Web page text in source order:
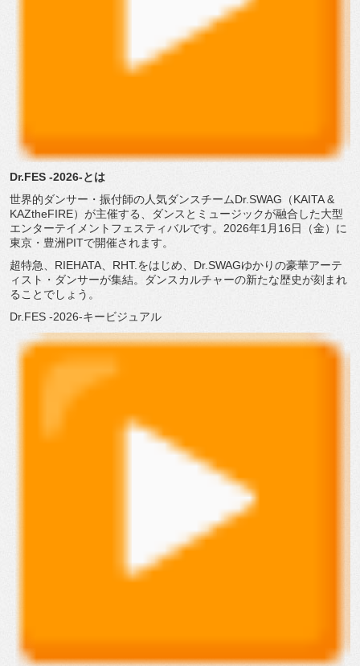
Dr.FES -2026-とは
世界的ダンサー・振付師の人気ダンスチームDr.SWAG（KAITA &
KAZtheFIRE）が主催する、
ダンスとミュージックが融合した大型
エンターテイメントフェステ ィバルです。2026年1月16日（金）に
東京・ 豊洲PITで開催されます。
超特急、RIEHATA、RHT.をはじめ、Dr.SWAGゆかりの豪華アーテ
ィスト・ダンサーが集結。
ダンスカルチャーの新たな歴史が刻まれ
ることでしょう。
Dr.FES -2026-キービジュアル